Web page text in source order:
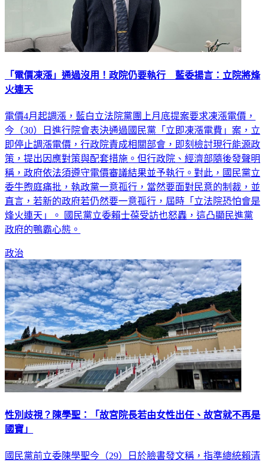
「電價凍漲」通過沒用！政院仍要執行 藍委揚言：立院將烽
火連天
電價4月起調漲，藍白立法院黨團上月底提案要求凍漲電價，
今（30）日進行院會表決通過國民黨「立即凍漲電費」案，立
即停止調漲電價，行政院責成相關部會，即刻檢討現行能源政
策，提出因應對策與配套措施。但行政院、經濟部隨後發聲明
稱，政府依法須遵守電價審議結果並予執行。對此，國民黨立
委牛煦庭痛批，執政黨一意孤行，當然要面對民意的制裁，並
直言，若新的政府若仍然要一意孤行，屆時「立法院恐怕會是
烽火連天」。 國民黨立委賴士葆受訪也怒轟，這凸顯民進黨
政府的鴨霸心態。
政治
性別歧視？陳學聖：「故宮院長若由女性出任、故宮就不再是
國寶」
國民黨前立委陳學聖今（29）日於臉書發文稱，指準總統賴清